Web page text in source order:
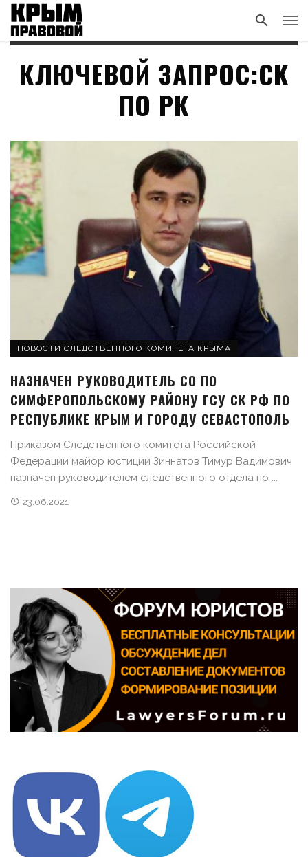
КЛЮЧЕВОЙ ЗАПРОС:СК
ПО РК
НОВОСТИ СЛЕДСТВЕННОГО КОМИТЕТА КРЫМА
НАЗНАЧЕН РУКОВОДИТЕЛЬ СО ПО
СИМФЕРОПОЛЬСКОМУ РАЙОНУ ГСУ СК РФ ПО
РЕСПУБЛИКЕ КРЫМ И ГОРОДУ СЕВАСТОПОЛЬ
Приказом Следственного комитета Российской
Федерации майор юстиции Зиннатов Тимур Вадимович
назначен руководителем следственного отдела по ...
23.06.2021